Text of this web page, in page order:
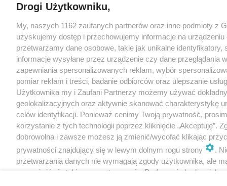
Drogi Użytkowniku,
My, naszych 1162 zaufanych partnerów oraz inne podmioty z
uzyskujemy dostęp i przechowujemy informacje na urządzeniu
przetwarzamy dane osobowe, takie jak unikalne identyfikatory,
informacje wysyłane przez urządzenie czy dane przeglądania
zapewniania spersonalizowanych reklam, wybór
pomiar reklam i treści, badanie odbiorców oraz ulepszanie
Użytkownika my i Zaufani Partnerzy możemy używać
geolokalizacyjnych oraz aktywnie skanować charakterystykę
celów identyfikacji. Ponieważ cenimy Twoją prywatność,
korzystanie z tych technologii poprzez kliknięcie „Akceptuję”.
dobrowolna i zawsze możesz ją zmienić/wycofać klikając
prywatności znajdujący się w lewym dolnym rogu strony
.
przetwarzania danych nie wymagają zgody użytkownika, ale
sprzeciwić się takiemu przetwarzaniu. Preferencje będą miały